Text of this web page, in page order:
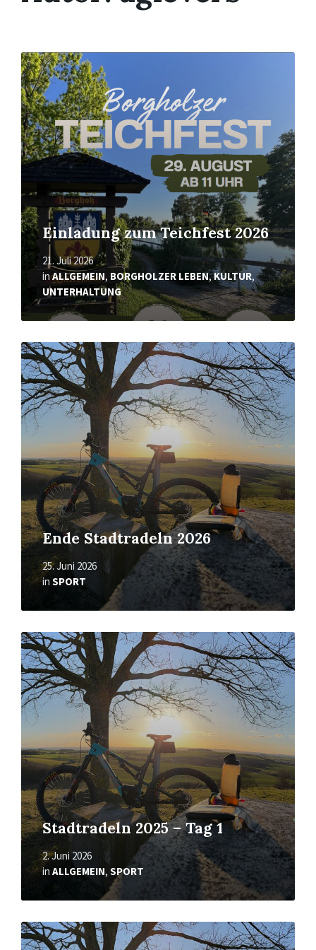
Einladung zum Teichfest 2026
21. Juli 2026
inALLGEMEIN, BORGHOLZER LEBEN,KULTUR,
UNTERHALTUNG
Mehr
erfahren
Ende Stadtradeln 2026
25. Juni 2026
in SPORT
Mehr
erfahren
Stadtradeln 2025 – Tag 1
2. Juni 2026
in ALLGEMEIN, SPORT
Mehr
erfahren
Mehr
erfahren